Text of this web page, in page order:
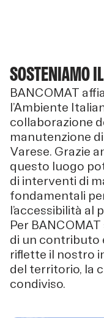
SOSTENIAMO
BANCOMAT
l’Ambiente
collaborazione
manutenzione
Varese. Grazie
questo luogo
di interventi di
fondamentali
l’accessibilità al
Per
di un contributo
riflette il nostro
del territorio, la
condiviso.